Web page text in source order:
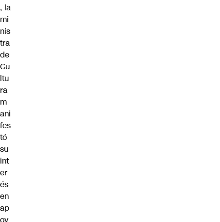
, la
mi
nis
tra
de
Cu
ltu
ra
m
ani
fes
tó
su
int
er
és
en
ap